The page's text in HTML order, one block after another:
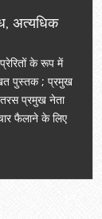
अत्यधिक
प्रेरितों के रूप में
पुस्तक ; प्रमुख
प्रमुख नेता
फैलाने के लिए